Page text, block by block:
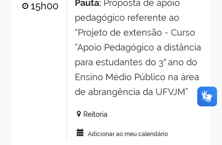
15h00 Pauta:Proposta de apoio
pedagógico referente ao
“Projeto de extensão - Curso
“Apoio Pedagógico a distância
para estudantes do 3" ano do
Ensino Médio Público na área
de abrangência da UFVJM”
Reitoria
Adicionar ao meu calendário